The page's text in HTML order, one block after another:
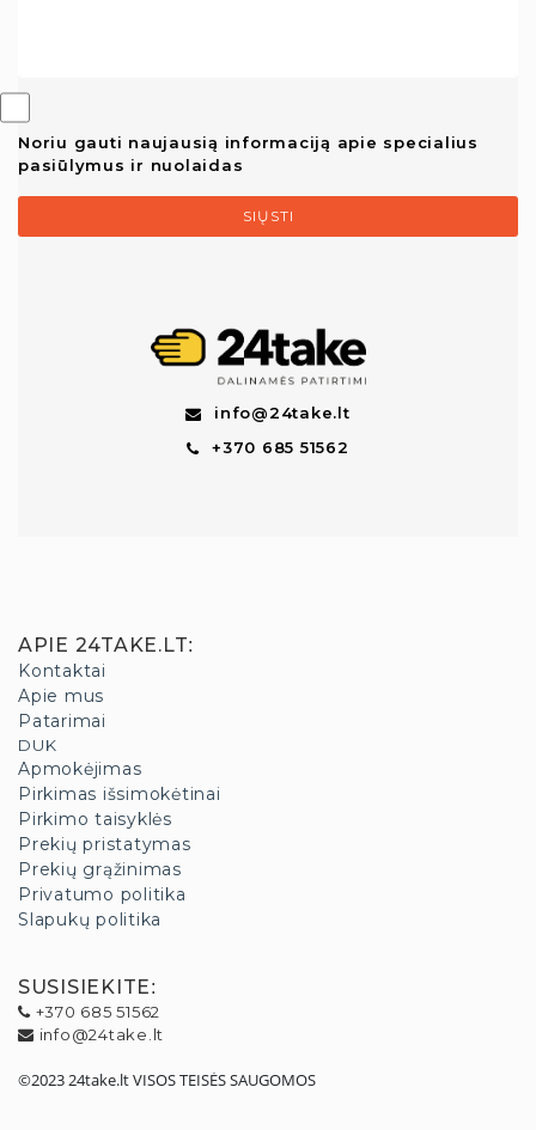
Noriu gauti naujausią informaciją apie specialius
pasiūlymus ir nuolaidas
SIŲSTI
info@24take.lt
+370 685 51562
APIE 24TAKE.LT:
Kontaktai
Apie mus
Patarimai
DUK
Apmokėjimas
Pirkimas išsimokėtinai
Pirkimo taisyklės
Prekių pristatymas
Prekių grąžinimas
Privatumo politika
Slapukų politika
SUSISIEKITE:
+370 685 51562
info@24take.lt
©2023 24take.lt VISOS TEISĖS SAUGOMOS